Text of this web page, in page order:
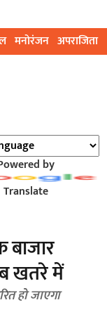
मनोरंजन अपराजिता
by
Translate
बाजार
खतरे में
हो जाएगा